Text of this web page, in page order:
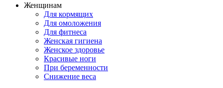
Женщинам
Для кормящих
Для омоложения
Для фитнеса
Женская гигиена
Женское здоровье
Красивые ноги
При беременности
Снижение веса